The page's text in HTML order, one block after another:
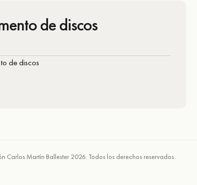
de discos
Carlos Martín Ballester 2026. Todos los derechos reservados.